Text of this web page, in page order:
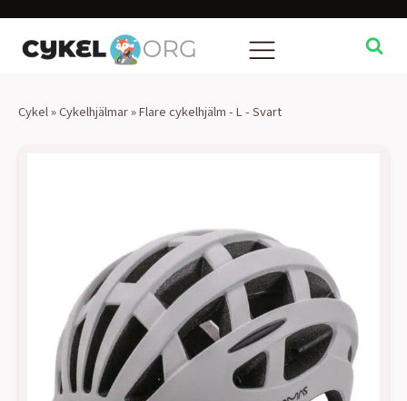
Cykel »Cykelhjälmar»Flare cykelhjälm - L - Svart